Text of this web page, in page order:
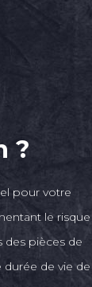
?
pour votre
le risque
des pièces de
de vie de